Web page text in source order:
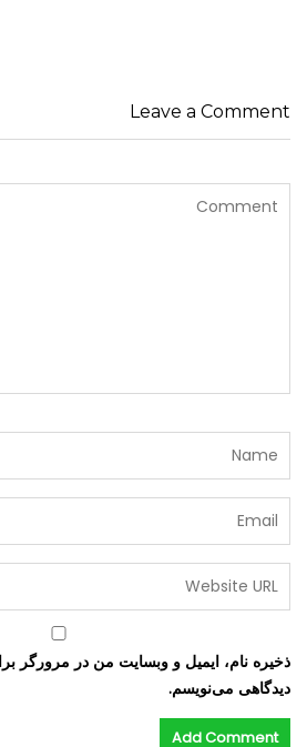
Leave a Comment
ذخیره نام، ایمیل و وبسایت من در مرورگر
دیدگاهی می‌نویسم.